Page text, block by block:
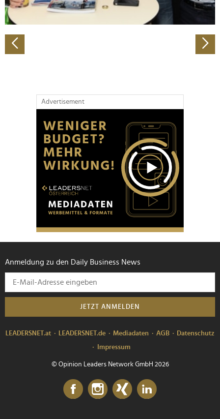
analysieren. Außerdem geben wir Informationen zu Ihrer
Verwendung unserer Website an unsere Partner für
Partner führen diese Informationen möglicherweise mit
weiteren Daten zusammen, die Sie ihnen bereitgestellt
Advertisement
Anmeldung zu den Daily Business News
JETZT ANMELDEN
LEADERSNET.at LEADERSNET.de Mediadaten AGB
Datenschutz
Impressum
© Opinion Leaders Network GmbH 2026